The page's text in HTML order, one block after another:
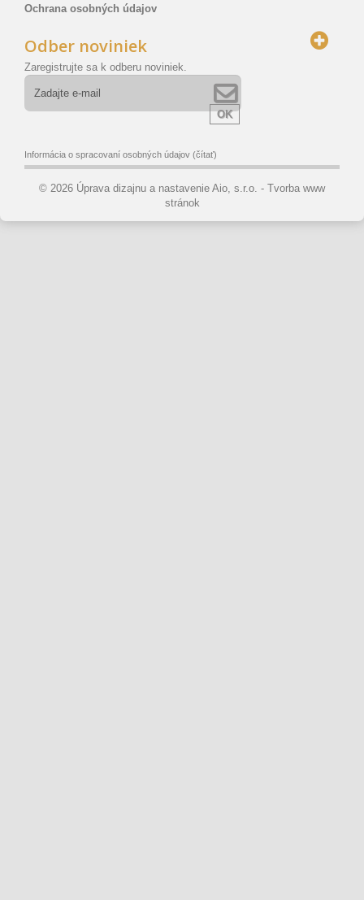
Ochrana osobných údajov
© 2026 Úprava dizajnu a nastavenie Aio, s.r.o. - Tvorba www
stránok
Odber noviniek
Zaregistrujte sa k odberu noviniek.
OK
Informácia o spracovaní osobných údajov (čítať)